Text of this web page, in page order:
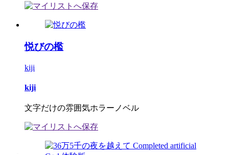
悦びの檻
kiji
kiji
文字だけの雰囲気ホラーノベル